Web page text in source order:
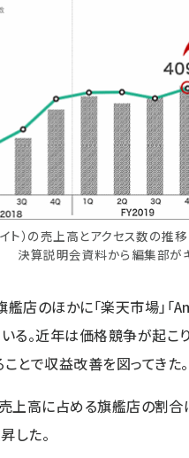
ト）の売上高とアクセス数の推
決算説明会資料から編集部がキ
店のほかに「楽天市場」「
る。近年は価格競争が起こ
とで収益改善を図ってきた。
売上高に占める旗艦店の割
した。